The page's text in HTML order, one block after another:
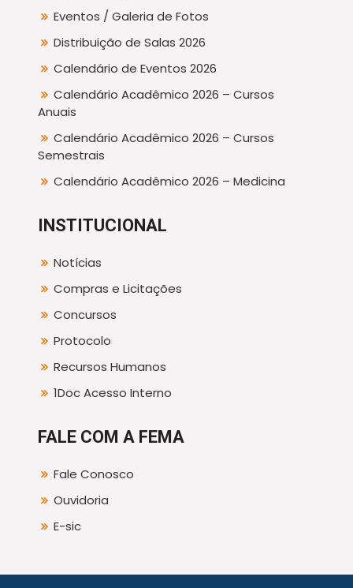
Eventos / Galeria de Fotos
Distribuição de Salas 2026
Calendário de Eventos 2026
Calendário Acadêmico 2026 – Cursos
Anuais
Calendário Acadêmico 2026 – Cursos
Semestrais
Calendário Acadêmico 2026 – Medicina
INSTITUCIONAL
Notícias
Compras e Licitações
Concursos
Protocolo
Recursos Humanos
1Doc Acesso Interno
FALE COM A FEMA
Fale Conosco
Ouvidoria
E-sic